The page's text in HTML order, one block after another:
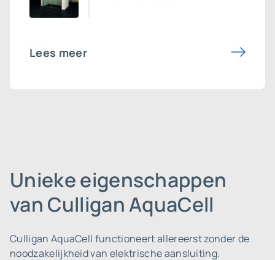
Lees meer
Unieke eigenschappen
van Culligan AquaCell
Culligan AquaCell functioneert allereerst zonder de
noodzakelijkheid van elektrische aansluiting.